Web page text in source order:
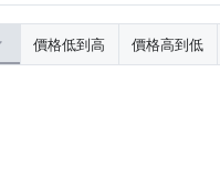
價格低到高 價格高到低